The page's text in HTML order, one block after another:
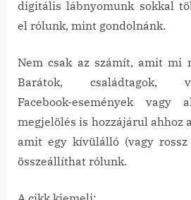
digitális lábnyomunk sokkal
el rólunk, mint gondolnánk.
Nem csak az számít, amit mi
Barátok, családtagok,
Facebook-események vagy
megjelölés is hozzájárul ahhoz
amit egy kívülálló (vagy rossz
összeállíthat rólunk.